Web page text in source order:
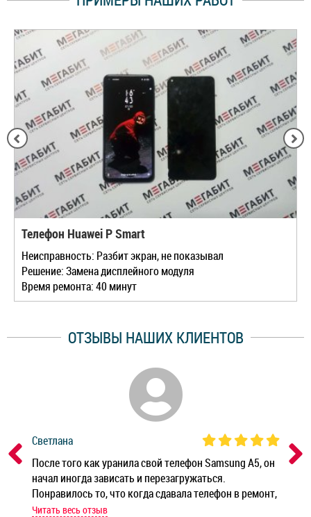
Телефон Huawei P Smart
Неисправность: Разбит экран, не показывал
Решение: Замена дисплейного модуля
Время ремонта: 40 минут
ОТЗЫВЫ НАШИХ КЛИЕНТОВ
Светлана
После того как уранила свой телефон Samsung A5, он
начал иногда зависать и перезагружаться.
Понравилось то, что когда сдавала телефон в ремонт,
мастер при мне сделал быструю диагностику и сказал
Читать весь отзыв